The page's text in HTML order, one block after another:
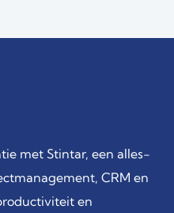
met Stintar, een alles-
CRM en
en